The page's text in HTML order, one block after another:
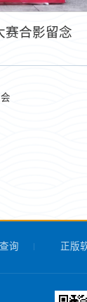
赛合影留念
询 正版